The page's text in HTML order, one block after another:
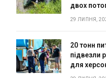
двох
29 ЛИПНЯ,
20 тонн
підвезли
для